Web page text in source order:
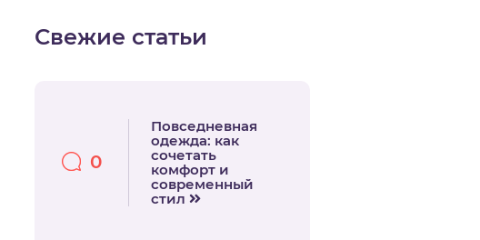
Свежие статьи
0
Повседневная
одежда: как
сочетать
комфорт и
современный
стил